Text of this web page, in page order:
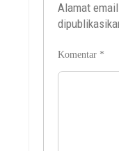
Alamat
Komentar *